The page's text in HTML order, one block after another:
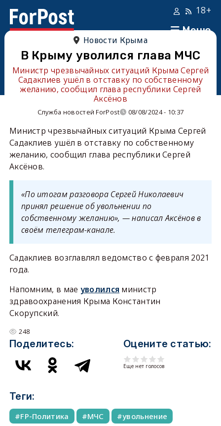
Меню
18+
Новости Крыма
В Крыму уволился глава МЧС
Министр чрезвычайных ситуаций Крыма Сергей
Садаклиев ушёл в отставку по собственному
желанию, сообщил глава республики Сергей
Аксёнов
Служба новостей ForPost 08/08/2024 - 10:37
Министр чрезвычайных ситуаций Крыма Сергей
Садаклиев ушёл в отставку по собственному
желанию, сообщил глава республики Сергей
Аксёнов.
«По итогам разговора Сергей Николаевич
принял решение об увольнении по
собственному желанию», — написал Аксёнов в
своём телеграм-канале.
Садаклиев возглавлял ведомство с февраля 2021
года.
Напомним, в мае уволился министр
здравоохранения Крыма Константин
Скорупский.
248
Поделитесь: Оцените статью:
Еще нет голосов
Теги:
FP-Политика МЧС
увольнение